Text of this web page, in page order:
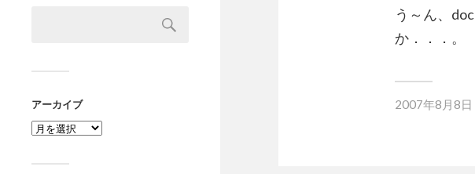
アーカイブ
う～ん、
か．．．。
2007年8月8日